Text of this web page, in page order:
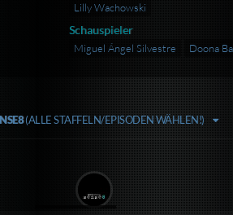
Lilly Wachowski
Schauspieler
Miguel Ángel Silvestre Doona
(ALLE STAFFELN/EPISODEN WÄHLEN!)